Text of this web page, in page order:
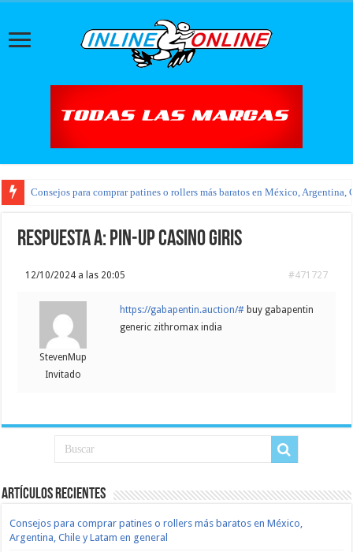
Consejos para comprar patines o rollers más baratos en México, Argentina,
Respuesta a: pin-up casino giris
12/10/2024 a las 20:05 #471727
StevenMup
Invitado
https://gabapentin.auction/# buy gabapentin
generic zithromax india
Artículos recientes
Consejos para comprar patines o rollers más baratos en México,
Argentina, Chile y Latam en general